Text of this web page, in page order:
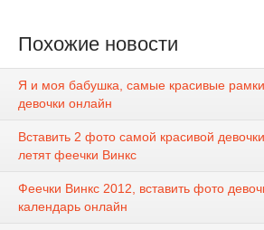
Похожие новости
Я и моя бабушка, самые красивые
девочки онлайн
Вставить 2 фото самой красивой
летят феечки Винкс
Феечки Винкс 2012, вставить фото
календарь онлайн